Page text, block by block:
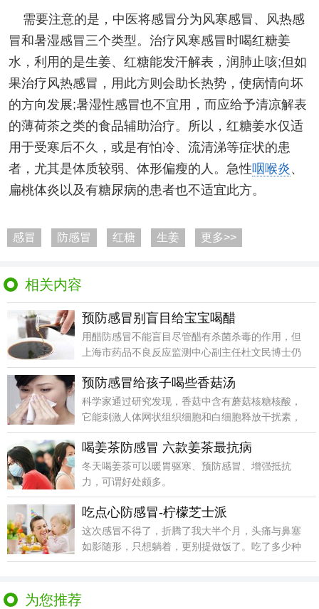
需要注意的是，中医将感冒分为风寒感冒、风热感
冒和暑湿感冒三个类型。治疗风寒感冒时喝红糖姜
水，利用的是生姜、红糖能发汗解表，润肺止咳;但如
果治疗风热感冒，用此方则会助长热势，使病情向坏
的方向发展;暑湿性感冒也不宜用，而应给予清凉解表
的薄荷茶之类的食品辅助治疗。所以，红糖姜水仅适
用于受寒后不久，或是有怕冷、流清涕等症状的患
者，尤其是体质较弱、体形偏瘦的人。急性咽喉炎 、
扁桃体炎以及有糖尿病的患者也不适宜此方。
感冒 防感冒 红糖 生姜 更多>>
相关内容
预防感冒别盲目给宝宝喝醋
用醋防感冒不能盲目尽管醋有杀菌杀毒的作用，但
上海市药品不良反应监测中心副主任杜文民博士仍
告诫网友，不
预防感冒给孩子喝些香菇汤
科学家通过研究发现，香菇中含有蘑菇核糖核酸，
它能刺激人体网状组织细胞和白细胞释放干扰素，
而干扰素能消
喝姜茶防感冒 六款姜茶最抗病
冬天喝姜茶可以暖胃驱寒、预防感冒、增强抵抗
力，可谓好处颇多。
吃点心防感冒-柠檬芝士派
这次感冒不得了，折腾了我大半个月，头痛与鼻塞
如影随形，只想躺着，更别提做饭了。吃了多少种
药呢？我数数
为您推荐